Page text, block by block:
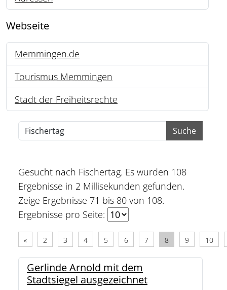
Webseite
Memmingen.de
Tourismus Memmingen
Stadt der Freiheitsrechte
Suche
Gesucht nach Fischertag. Es wurden 108
Ergebnisse in 2 Millisekunden gefunden.
Zeige Ergebnisse 71 bis 80 von 108.
Ergebnisse pro Seite:
« 2 3 4 5 6 7 8 9 10
Gerlinde Arnold mit dem
Stadtsiegel ausgezeichnet